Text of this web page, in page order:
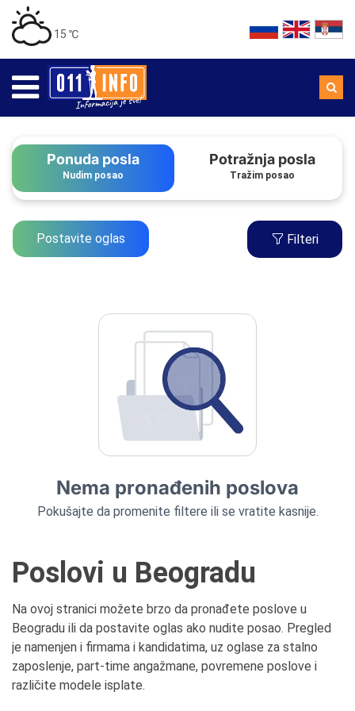
15 ℃
Ponuda posla
Nudim posao
Potražnja posla
Tražim posao
Postavite oglas Filteri
Nema pronađenih poslova
Pokušajte da promenite filtere ili se vratite kasnije.
Poslovi u Beogradu
Na ovoj stranici možete brzo da pronađete poslove u
Beogradu ili da postavite oglas ako nudite posao. Pregled
je namenjen i firmama i kandidatima, uz oglase za stalno
zaposlenje, part-time angažmane, povremene poslove i
različite modele isplate.